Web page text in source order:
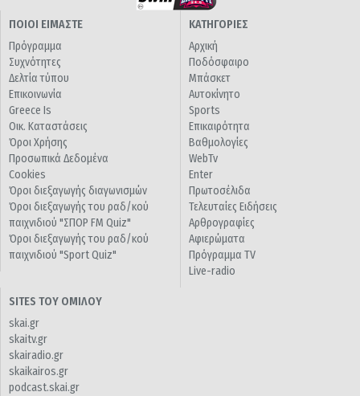
ΠΟΙΟΙ ΕΙΜΑΣΤΕ
Πρόγραμμα
Συχνότητες
Δελτία τύπου
Επικοινωνία
Greece Is
Οικ. Καταστάσεις
Όροι Χρήσης
Προσωπικά Δεδομένα
Cookies
Όροι διεξαγωγής διαγωνισμών
Όροι διεξαγωγής του ραδ/κού
παιχνιδιού "ΣΠΟΡ FM Quiz"
Όροι διεξαγωγής του ραδ/κού
παιχνιδιού "Sport Quiz"
ΚΑΤΗΓΟΡΙΕΣ
Αρχική
Ποδόσφαιρο
Μπάσκετ
Αυτοκίνητο
Sports
Επικαιρότητα
Βαθμολογίες
WebTv
Enter
Πρωτοσέλιδα
Τελευταίες Ειδήσεις
Αρθρογραφίες
Αφιερώματα
Πρόγραμμα TV
Live-radio
SITES ΤΟΥ ΟΜΙΛΟΥ
skai.gr
skaitv.gr
skairadio.gr
skaikairos.gr
podcast.skai.gr